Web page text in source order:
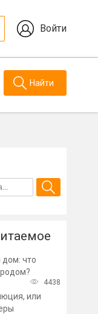
Войти
Найти
дом: что
4438
или